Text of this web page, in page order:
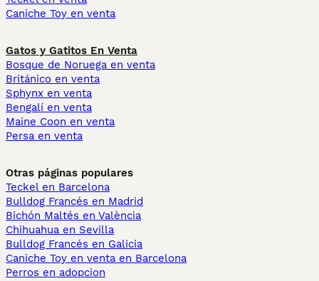
Caniche Toy en venta
Gatos y Gatitos En Venta
Bosque de Noruega en venta
Británico en venta
Sphynx en venta
Bengalí en venta
Maine Coon en venta
Persa en venta
Otras páginas populares
Teckel en Barcelona
Bulldog Francés en Madrid
Bichón Maltés en València
Chihuahua en Sevilla
Bulldog Francés en Galicia
Caniche Toy en venta en Barcelona
Perros en adopcion